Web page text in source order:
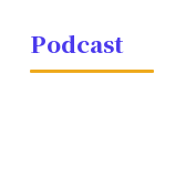
Podcast